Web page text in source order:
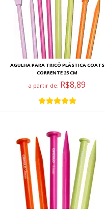
AGULHA PARA TRICÔ PLÁSTICA COATS
CORRENTE 25 CM
a partir de: R$8,89